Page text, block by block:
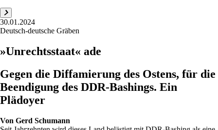
30.01.2024
Deutsch-deutsche Gräben
»Unrechtsstaat« ade
Gegen die Diffamierung des Ostens, für die
Beendigung des DDR-Bashings. Ein
Plädoyer
Von Gerd Schumann